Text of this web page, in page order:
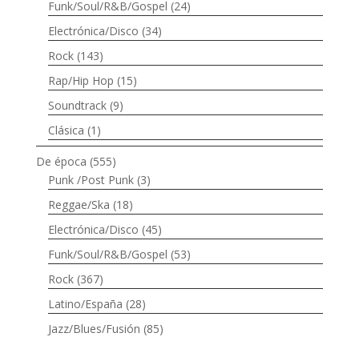
Funk/Soul/R&B/Gospel (24)
Electrónica/Disco (34)
Rock (143)
Rap/Hip Hop (15)
Soundtrack (9)
Clásica (1)
De época (555)
Punk /Post Punk (3)
Reggae/Ska (18)
Electrónica/Disco (45)
Funk/Soul/R&B/Gospel (53)
Rock (367)
Latino/España (28)
Jazz/Blues/Fusión (85)